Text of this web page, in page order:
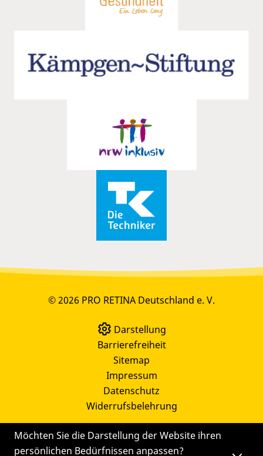
Möchten Sie die Darstellung der Website ihren
persönlichen Bedürfnissen anpassen?
© 2026 PRO RETINA Deutschland e. V.
Darstellung
Barrierefreiheit
Sitemap
Impressum
Datenschutz
Widerrufsbelehrung